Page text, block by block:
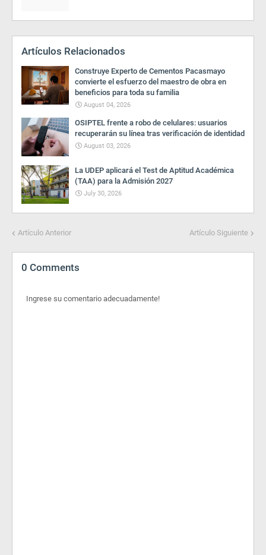
Artículos Relacionados
Construye Experto de Cementos Pacasmayo
convierte el esfuerzo del maestro de obra en
beneficios para toda su familia
August 04, 2026
OSIPTEL frente a robo de celulares: usuarios
recuperarán su línea tras verificación de identidad
August 03, 2026
La UDEP aplicará el Test de Aptitud Académica
(TAA) para la Admisión 2027
July 30, 2026
Artículo Anterior Artículo Siguiente
0 Comments
Ingrese su comentario adecuadamente!